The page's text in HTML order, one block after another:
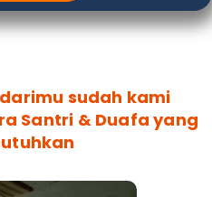
sudah kami
Santri & Duafa yang